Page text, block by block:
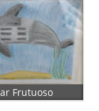
Frutuoso